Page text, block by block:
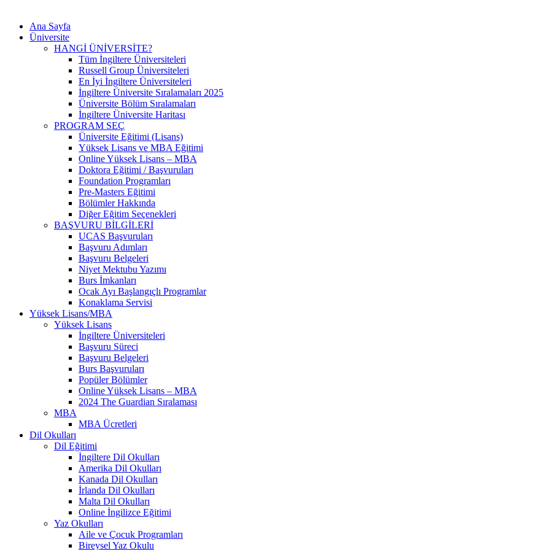
Ana Sayfa
Üniversite
HANGİ ÜNİVERSİTE?
Tüm İngiltere Üniversiteleri
Russell Group Üniversiteleri
En İyi İngiltere Üniversiteleri
İngiltere Üniversite Sıralamaları 2025
Üniversite Bölüm Sıralamaları
İngiltere Üniversite Haritası
PROGRAM SEÇ
Üniversite Eğitimi (Lisans)
Yüksek Lisans ve MBA Eğitimi
Online Yüksek Lisans – MBA
Doktora Eğitimi / Başvuruları
Foundation Programları
Pre-Masters Eğitimi
Bölümler Hakkında
Diğer Eğitim Seçenekleri
BAŞVURU BİLGİLERİ
UCAS Başvuruları
Başvuru Adımları
Başvuru Belgeleri
Niyet Mektubu Yazımı
Burs İmkanları
Ocak Ayı Başlangıçlı Programlar
Konaklama Servisi
Yüksek Lisans/MBA
Yüksek Lisans
İngiltere Üniversiteleri
Başvuru Süreci
Başvuru Belgeleri
Burs Başvuruları
Popüler Bölümler
Online Yüksek Lisans – MBA
2024 The Guardian Sıralaması
MBA
MBA Ücretleri
Dil Okulları
Dil Eğitimi
İngiltere Dil Okulları
Amerika Dil Okulları
Kanada Dil Okulları
İrlanda Dil Okulları
Malta Dil Okulları
Online İngilizce Eğitimi
Yaz Okulları
Aile ve Çocuk Programları
Bireysel Yaz Okulu